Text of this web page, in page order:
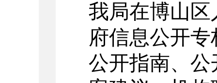
我局在博山
府信息公开
公开指南、公